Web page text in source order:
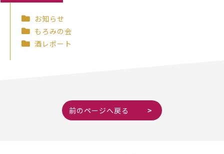
お知らせ
もろみの会
酒レポート
前のページへ戻る